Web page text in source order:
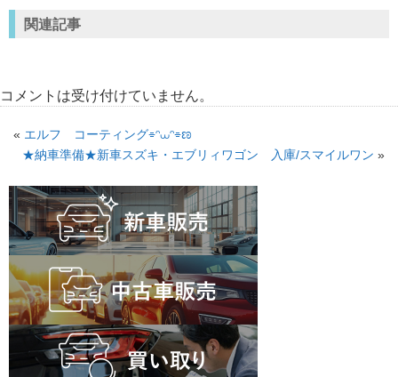
関連記事
コメントは受け付けていません。
« エルフ コーティング⌯ᵔ⩊ᵔ⌯ಣ
★納車準備★新車スズキ・エブリィワゴン 入庫/スマイルワン »